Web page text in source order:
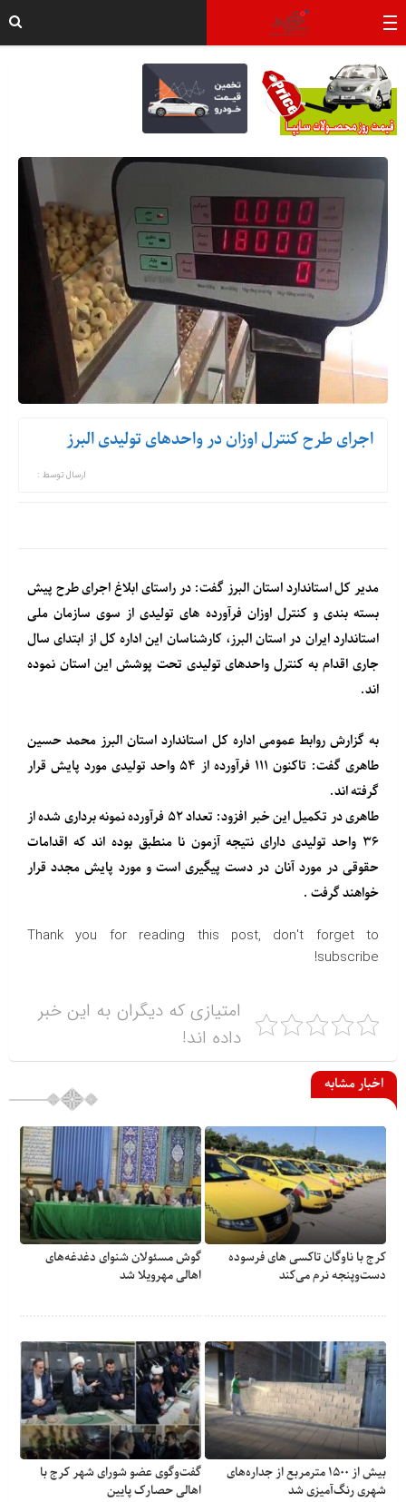
اجرای طرح کنترل اوزان در واحدهای تولیدی البرز
ارسال توسط :
مدیر کل استاندارد استان البرز گفت: در راستای ابلاغ اجرای طرح پیش
بسته بندی و کنترل اوزان فرآورده های تولیدی از سوی سازمان ملی
استاندارد ایران در استان البرز، کارشناسان این اداره کل از ابتدای سال
جاری اقدام به کنترل واحدهای تولیدی تحت پوشش این استان نموده
اند.
به گزارش روابط عمومی اداره کل استاندارد استان البرز محمد حسین
طاهری گفت: تاکنون ۱۱۱ فرآورده از ۵۴ واحد تولیدی مورد پایش قرار
گرفته اند.
طاهری در تکمیل این خبر افزود: تعداد ۵۲ فرآورده نمونه برداری شده از
۳۶ واحد تولیدی دارای نتیجه آزمون نا منطبق بوده اند که اقدامات
حقوقی در مورد آنان در دست پیگیری است و مورد پایش مجدد قرار
خواهند گرفت .
Thank you for reading this post, don't forget to
subscribe!
امتیازی که دیگران به این خبر
داده اند!
اخبار مشابه
کرج با ناوگان تاکسی های فرسوده
دست‌وپنجه نرم می‌کند
گوش مسئولان شنوای دغدغه‎‌های
اهالی مهرویلا شد
بیش از ۱۵۰۰ مترمربع از جداره‌های
شهری رنگ‌آمیزی شد
گفت‌وگوی عضو شورای شهر کرج با
اهالی حصارک پایین